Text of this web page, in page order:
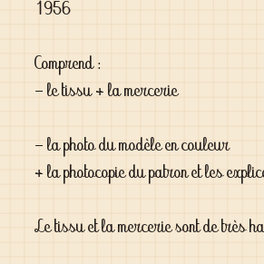
1956
Comprend :
- le tissu + la mercerie
- la photo du modèle en couleur
+ la photocopie du patron et les
Le tissu et la mercerie sont de très